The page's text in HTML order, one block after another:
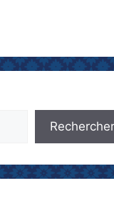
Rechercher